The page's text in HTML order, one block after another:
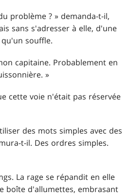
problème ? » demanda-t-il,
sans s'adresser à elle, d'une
souffle.
capitaine. Probablement en
»
cette voie n'était pas réservée
des mots simples avec des
t-il. Des ordres simples.
La rage se répandit en elle
boîte d'allumettes, embrasant